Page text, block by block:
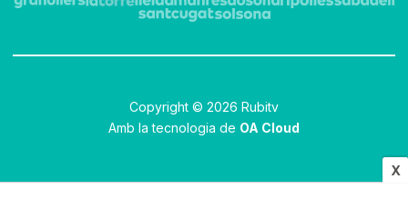
X
Copyright © 2026 Rubitv
Amb la tecnologia de OA Cloud